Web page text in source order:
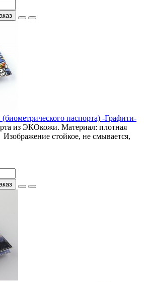
паспорта) -Графити-
из ЭКОкожи. Материал: плотная
Изображение стойкое, не смывается,